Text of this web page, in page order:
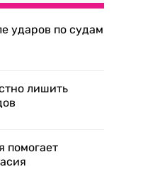
ударов по судам
лишить
помогает